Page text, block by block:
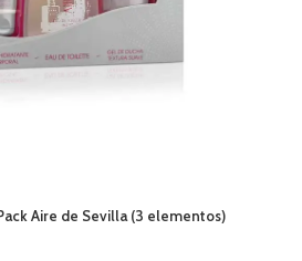
Aire de Sevilla (3 elementos)